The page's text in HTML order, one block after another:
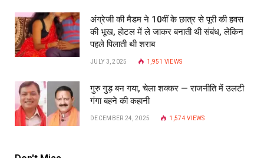
अंग्रेजी की मैडम ने 10वीं के छात्र से पूरी की हवस
की भूख, होटल में ले जाकर बनाती थी संबंध, लेकिन
पहले पिलाती थी शराब
JULY 3, 2025 1,951 VIEWS
गुरु गुड़ बन गया, चेला शक्कर — राजनीति में उलटी
गंगा बहने की कहानी
DECEMBER 24, 2025 1,574VIEWS